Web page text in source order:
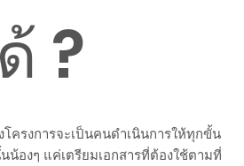
โครงการจะเป็นคนดำเนินการให้ทุกขั้น
น้องๆ แค่เตรียมเอกสารที่ต้องใช้ตามที่
?